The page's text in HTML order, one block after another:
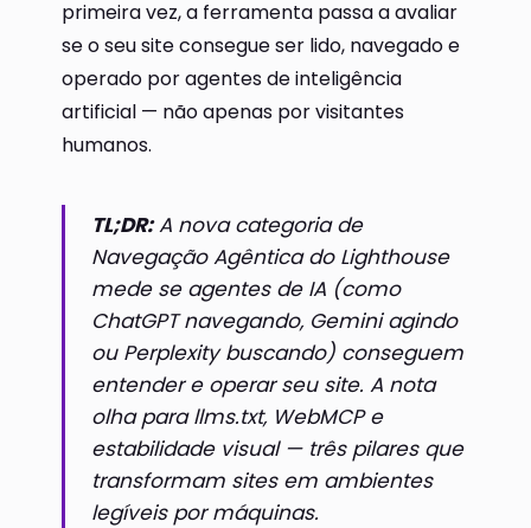
primeira vez, a ferramenta passa a avaliar
se o seu site consegue ser lido, navegado e
operado por agentes de inteligência
artificial — não apenas por visitantes
humanos.
TL;DR:A nova categoria de
Navegação Agêntica do Lighthouse
mede se agentes de IA (como
ChatGPT navegando, Gemini agindo
ou Perplexity buscando) conseguem
entender e operar seu site. A nota
olha para llms.txt, WebMCP e
estabilidade visual — três pilares que
transformam sites em ambientes
legíveis por máquinas.